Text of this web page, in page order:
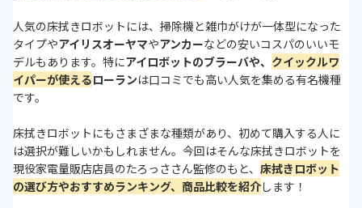
人気の床拭きロボットには、掃除機と雑巾がけが一体型になった
タイプやアイリスオーヤマやアンカーなどの安いコスパのいいモ
デルもあります。特にアイロボットのブラーバや、 クイックルワ
イパーが使えるローランは口コミでも高い人気を集める有名機種
です。
床拭きロボットにもさまざまな種類があり、初めて購入する人に
は選択が難しいかもしれません。今回はそんな床拭きロボットを
現役家電量販店店員のたろっささん監修のもと、 床拭きロボット
の選び方やおすすめランキング、商品比較を紹介します！